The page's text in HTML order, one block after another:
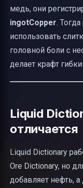
медь, они
ingotCopper.
использовать
головной боли с
делает крафт
Liquid
отличается
Liquid Dictionary
Ore Dictionary, но
добавляет нефть,